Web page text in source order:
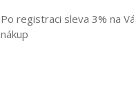
Po registraci sleva 3% na
nákup